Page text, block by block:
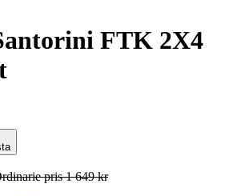
FTK 2X4
pris 1 649 kr